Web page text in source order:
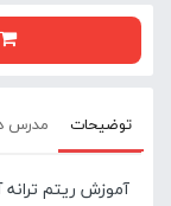
توضیحات مدرس
آموزش ریتم